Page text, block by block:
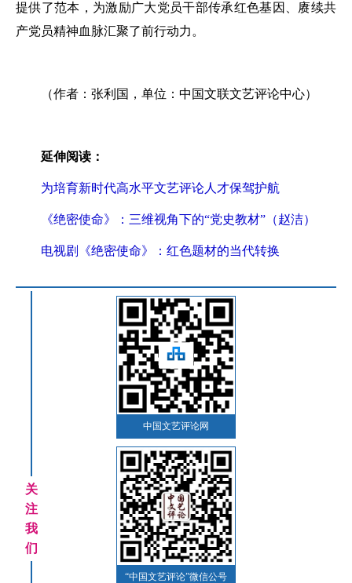
提供了范本，为激励广大党员干部传承红色基因、赓续共
产党员精神血脉汇聚了前行动力。
（作者：张利国，单位：中国文联文艺评论中心）
延伸阅读：
为培育新时代高水平文艺评论人才保驾护航
《绝密使命》：三维视角下的“党史教材”（赵洁）
电视剧《绝密使命》：红色题材的当代转换
关
注
我
们
中国文艺评论网
“中国文艺评论”微信公号